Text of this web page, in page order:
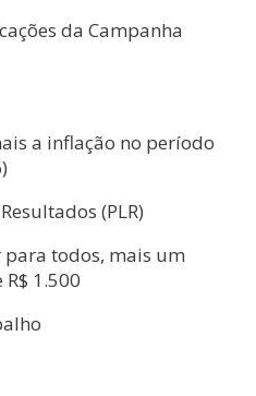
da Campanha
a inflação no período
(PLR)
todos, mais um
1.500